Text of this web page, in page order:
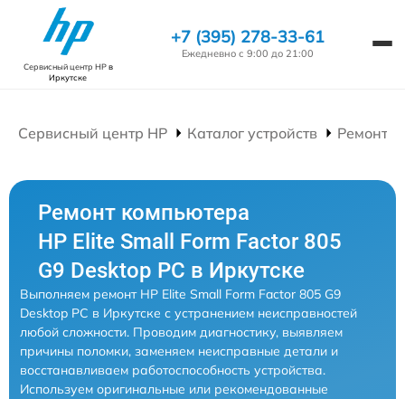
Сервисный центр HPв
Иркутске
+7 (395) 278-33-61
Ежедневно с 9:00 до 21:00
Сервисный центр HP Каталог устройств Ремонт
Ремонт компьютера
HP Elite Small Form Factor 805
G9 Desktop PC в Иркутске
Выполняем ремонт HP Elite Small Form Factor 805 G9
Desktop PC в Иркутске с устранением неисправностей
любой сложности. Проводим диагностику, выявляем
причины поломки, заменяем неисправные детали и
восстанавливаем работоспособность устройства.
Используем оригинальные или рекомендованные